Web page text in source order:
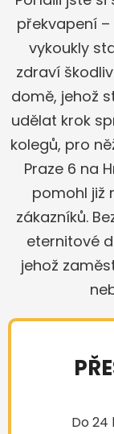
překvapení
vykoukly
zdraví
domě, jehož
udělat krok
kolegů, pro
Praze 6 na
pomohl již
zákazníků.
eternitové
jehož
Do 24